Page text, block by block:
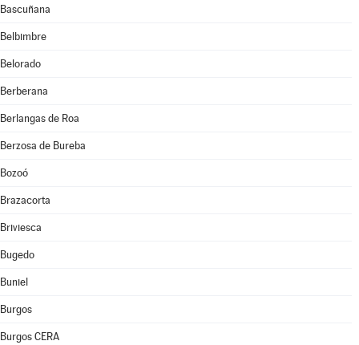
Bascuñana
Belbimbre
Belorado
Berberana
Berlangas de Roa
Berzosa de Bureba
Bozoó
Brazacorta
Briviesca
Bugedo
Buniel
Burgos
Burgos CERA